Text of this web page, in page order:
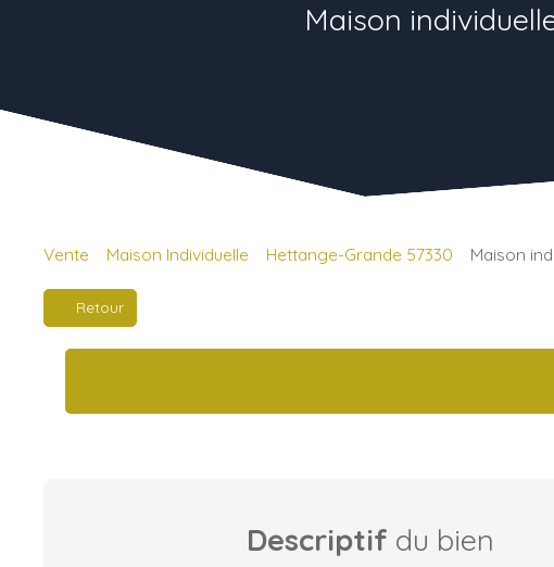
Maison
Vente Maison Individuelle Hettange-Grande 57330 Maison
Retour
Descriptif du bien